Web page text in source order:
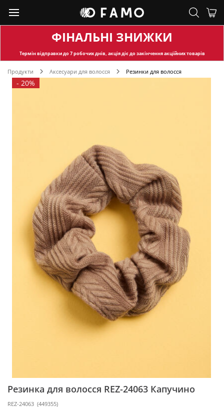
ФІНАЛЬНІ ЗНИЖКИ
Термін відправкидо 7 робочих днів, акція діє до закінчення акційних товарів
Продукти Аксесуари для волосся Резинки для волосся
- 20%
Резинка для волосся REZ-24063 Капучино
REZ-24063 (449355)